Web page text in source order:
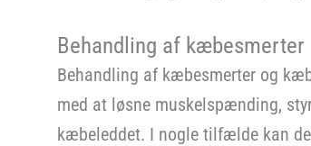
Behandling af kæbesmerter
Behandling af kæbesmerter og
med at løsne muskelspænding,
kæbeleddet. I nogle tilfælde kan